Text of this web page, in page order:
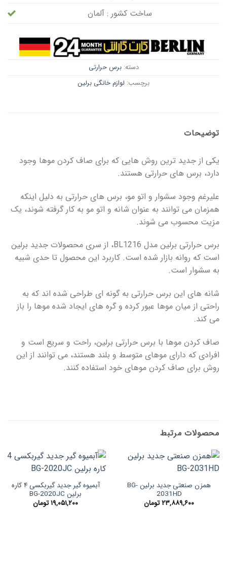
ساخت کشور : آلمان
دسته:برس حرارتی
برچسب: لوازم خانگی برلین
توضیحات
یکی از جدید ترین روش هایی که برای صاف کردن موها وجود
دارد، برس های حرارتی هستند.
علیرغم وجود سشوار و اتو مو، برس های حرارتی به دلیل اینکه
همزمان می توانند به عنوان شانه و اتو مو به کار گرفته شوند، یک
مزیت محسوب می شوند.
برس حرارتی برلین مدل BL1216، از سری محصولات جدید برلین
است که روانه بازار شده است. کاربرد این محصول تا حدی شبیه
به سشوار است.
شانه های این برس حرارتی به گونه ای طراحی شده اند که به
راحتی از میان موها عبور کرده و گره های ایجاد شده موها را باز
می کند.
صاف کردن موها با برس حرارتی برلین، راحت و سریع است و
افرادی که دارای موهای متوسط و بلند هستند، می توانند از این
روش برای صاف کردن موهای خود استفاده کنند.
محصولات مرتبط
همزن صنعتی جدید برلین BG-
2031HD
۲۳,۸۸۹,۶۰۰تومان
آبمیوه گیر جدید گیربکسی ۴ کاره
برلین BG-2020JC
۱۹,۰۵۱,۲۰۰تومان